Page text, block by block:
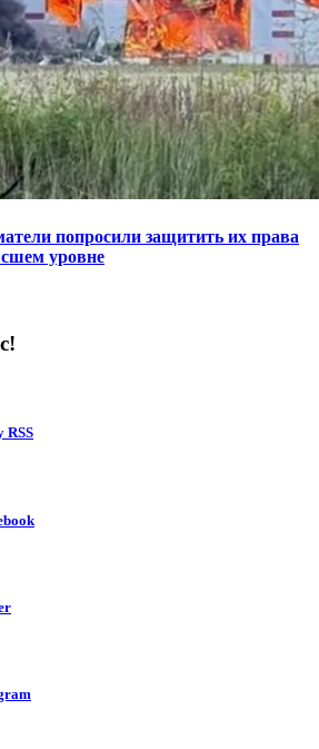
попросили защитить их права
уровне
RSS